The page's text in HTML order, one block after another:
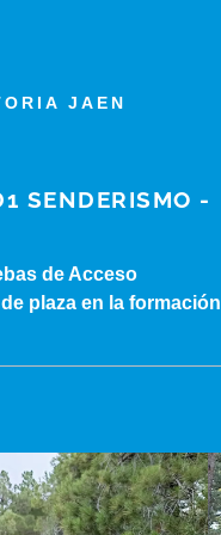
JAEN
SENDERISMO -
de Acceso
plaza en la formación